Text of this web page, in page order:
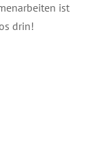
ist
drin!